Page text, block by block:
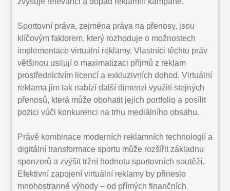
Sportovní práva, zejména práva na přenosy, jsou
klíčovým faktorem, který rozhoduje o možnostech
implementace virtuální reklamy. Vlastníci těchto práv
většinou usilují o maximalizaci příjmů z reklam
prostřednictvím licencí a exkluzivních dohod. Virtuální
reklama jim tak nabízí další dimenzi využití stejných
přenosů, která může obohatit jejich portfolio a posílit
pozici vůči konkurenci na trhu mediálního obsahu.
Právě kombinace moderních reklamních technologií a
digitální transformace sportu může rozšířit základnu
sponzorů a zvýšit tržní hodnotu sportovních soutěží.
Efektivní zapojení virtuální reklamy by přineslo
mnohostranné výhody – od přímých finančních